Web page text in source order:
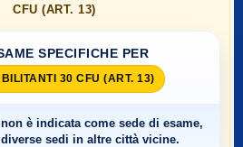
CFU (ART. 13)
SPECIFICHE PER
30 CFU (ART. 13)
non è indicata come sede di esame,
sedi in altre città vicine.